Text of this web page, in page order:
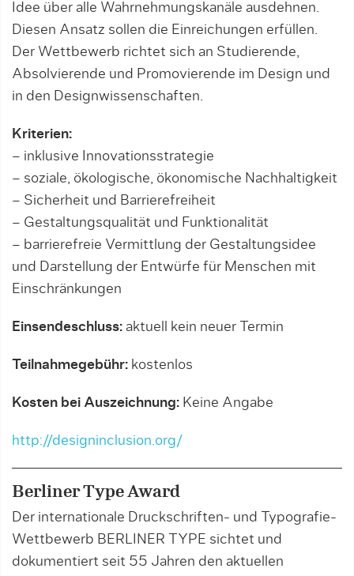
Idee über alle Wahrnehmungskanäle ausdehnen.
Diesen Ansatz sollen die Einreichungen erfüllen.
Der Wettbewerb richtet sich an Studierende,
Absolvierende und Promovierende im Design und
in den Designwissenschaften.
Kriterien:
– inklusive Innovationsstrategie
– soziale, ökologische, ökonomische Nachhaltigkeit
– Sicherheit und Barrierefreiheit
– Gestaltungsqualität und Funktionalität
– barrierefreie Vermittlung der Gestaltungsidee
und Darstellung der Entwürfe für Menschen mit
Einschränkungen
Einsendeschluss: aktuell kein neuer Termin
Teilnahmegebühr: kostenlos
Kosten bei Auszeichnung: Keine Angabe
http://designinclusion.org/
Berliner Type Award
Der internationale Druckschriften- und Typografie-
Wettbewerb BERLINER TYPE sichtet und
dokumentiert seit 55 Jahren den aktuellen